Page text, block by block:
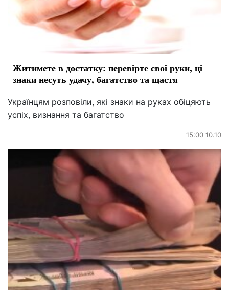
Житимете в достатку: перевірте свої руки, ці
знаки несуть удачу, багатство та щастя
Українцям розповіли, які знаки на руках обіцяють
успіх, визнання та багатство
15:00 10.10